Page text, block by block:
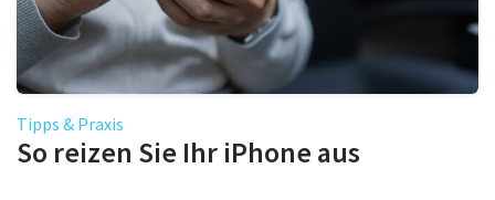
Tipps & Praxis
So reizen Sie Ihr iPhone aus